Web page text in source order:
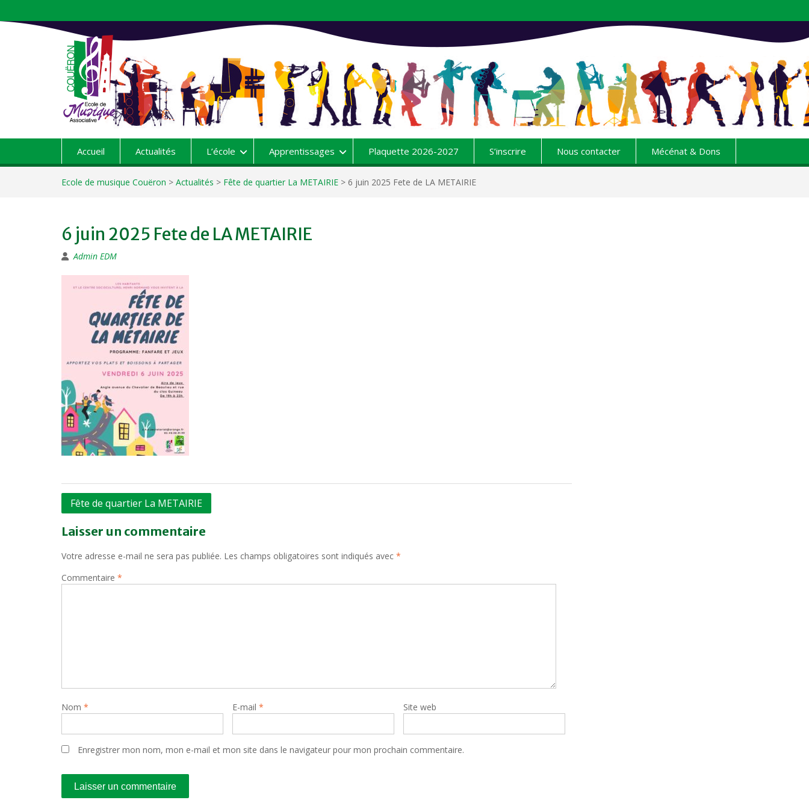
au
Accueil Actualités L’école Apprentissages Plaquette 2026-2027 S’inscrire Nous contacter Mécénat & Dons
Ecole de musique Couëron > Actualités > Fête de quartier La METAIRIE > 6 juin 2025 Fete de LA METAIRIE
6 juin 2025 Fete de LA METAIRIE
Admin EDM
Navigation
l’article
Fête de quartier La METAIRIE
Laisser un commentaire
Votre adresse e-mail ne sera pas publiée. Les champs obligatoires sont indiqués avec *
Commentaire *
Nom * E-mail * Site web
Enregistrer mon nom, mon e-mail et mon site dans le navigateur pour mon prochain commentaire.